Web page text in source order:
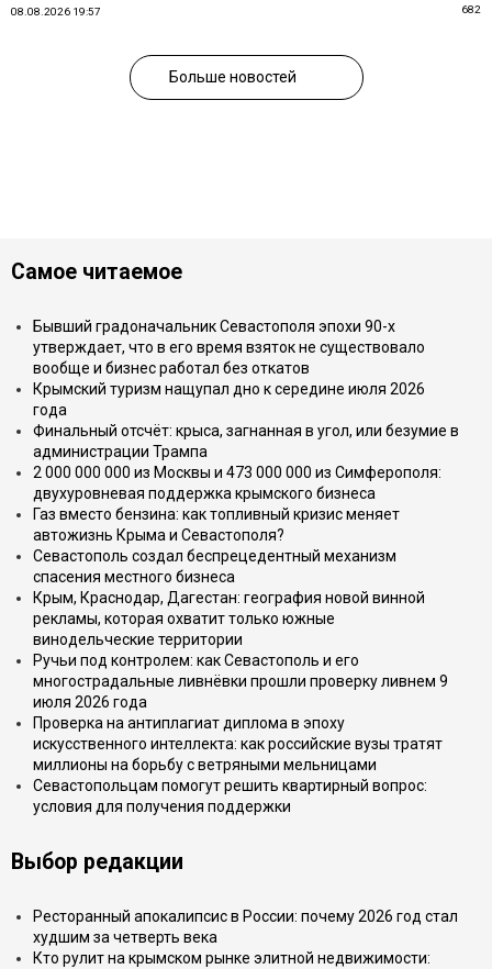
08.08.2026 19:57 682
Больше новостей
Самое читаемое
Бывший градоначальник Севастополя эпохи 90-х
утверждает, что в его время взяток не существовало
вообще и бизнес работал без откатов
Крымский туризм нащупал дно к середине июля 2026
года
Финальный отсчёт: крыса, загнанная в угол, или безумие в
администрации Трампа
2 000 000 000 из Москвы и 473 000 000 из Симферополя:
двухуровневая поддержка крымского бизнеса
Газ вместо бензина: как топливный кризис меняет
автожизнь Крыма и Севастополя?
Севастополь создал беспрецедентный механизм
спасения местного бизнеса
Крым, Краснодар, Дагестан: география новой винной
рекламы, которая охватит только южные
винодельческие территории
Ручьи под контролем: как Севастополь и его
многострадальные ливнёвки прошли проверку ливнем 9
июля 2026 года
Проверка на антиплагиат диплома в эпоху
искусственного интеллекта: как российские вузы тратят
миллионы на борьбу с ветряными мельницами
Севастопольцам помогут решить квартирный вопрос:
условия для получения поддержки
Выбор редакции
Ресторанный апокалипсис в России: почему 2026 год стал
худшим за четверть века
Кто рулит на крымском рынке элитной недвижимости: